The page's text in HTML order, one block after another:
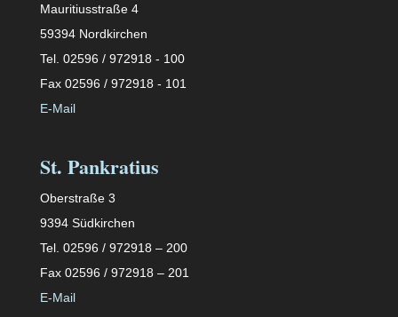
Mauritiusstraße 4
59394 Nordkirchen
Tel. 02596 / 972918 - 100
Fax 02596 / 972918 - 101
E-Mail
St. Pankratius
Oberstraße 3
9394 Südkirchen
Tel. 02596 / 972918 – 200
Fax 02596 / 972918 – 201
E-Mail